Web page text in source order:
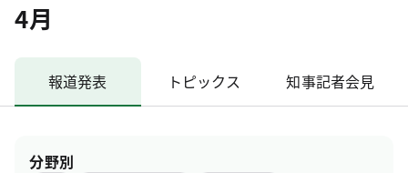
4月
報道発表 トピックス 知事記者会見
分野別